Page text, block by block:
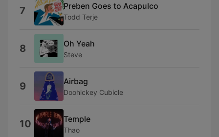
7 Preben Goes to Acapulco
Todd Terje
8 Oh Yeah
Steve
9 Airbag
Doohickey Cubicle
10 Temple
Thao